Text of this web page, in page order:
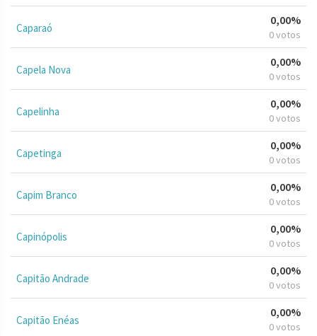
Caparaó
0,00%
0 votos
Capela Nova
0,00%
0 votos
Capelinha
0,00%
0 votos
Capetinga
0,00%
0 votos
Capim Branco
0,00%
0 votos
Capinópolis
0,00%
0 votos
Capitão Andrade
0,00%
0 votos
Capitão Enéas
0,00%
0 votos